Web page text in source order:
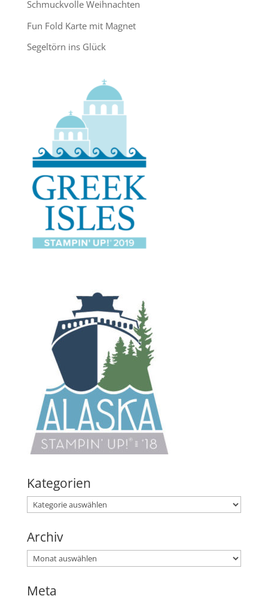
Schmuckvolle Weihnachten
Fun Fold Karte mit Magnet
Segeltörn ins Glück
Kategorien
Kategorien
Archiv
Archiv
Meta